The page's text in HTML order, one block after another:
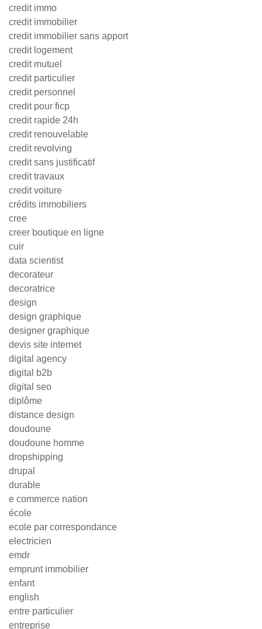
credit immo
credit immobilier
credit immobilier sans apport
credit logement
credit mutuel
credit particulier
credit personnel
credit pour ficp
credit rapide 24h
credit renouvelable
credit revolving
credit sans justificatif
credit travaux
credit voiture
crédits immobiliers
cree
creer boutique en ligne
cuir
data scientist
decorateur
decoratrice
design
design graphique
designer graphique
devis site internet
digital agency
digital b2b
digital seo
diplôme
distance design
doudoune
doudoune homme
dropshipping
drupal
durable
e commerce nation
école
ecole par correspondance
electricien
emdr
emprunt immobilier
enfant
english
entre particulier
entreprise